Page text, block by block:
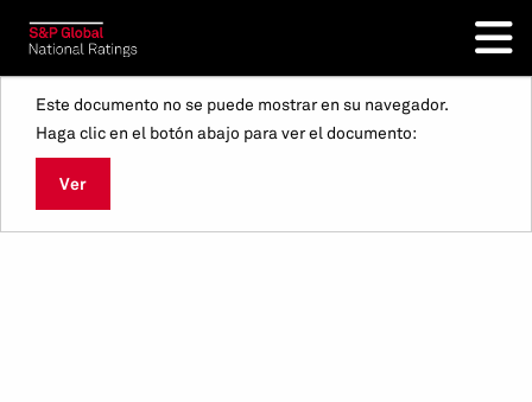
Este documento no se puede mostrar en su navegador.
Haga clic en el botón abajo para ver el documento:
Ver